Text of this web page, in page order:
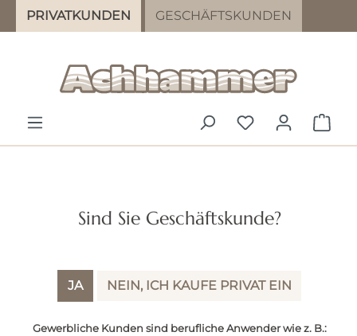
Zum Hauptinhalt springen
PRIVATKUNDEN GESCHÄFTSKUNDEN
Sind Sie Geschäftskunde?
JA NEIN, ICH KAUFE PRIVAT EIN
Gewerbliche Kunden sind berufliche Anwender wie z. B.:
DU HAST 0